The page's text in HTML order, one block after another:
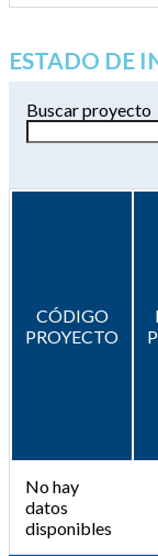
ESTADO DE
Buscar proyecto
CÓDIGO
PROYECTO
No hay
datos
disponibles